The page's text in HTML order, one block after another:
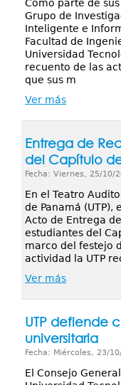
Como parte de
Grupo de
Inteligente e
Facultad de
Universidad
recuento de las
que sus m
Ver más
Entrega de
del Capítulo
Fecha: Viernes, 25/10/
En el Teatro
de Panamá (UTP),
Acto de Entrega
estudiantes del
marco del festejo
actividad la UTP
Ver más
UTP defiende
universitaria
Fecha: Miércoles, 23/
El Consejo